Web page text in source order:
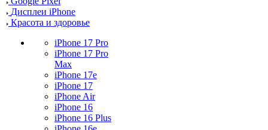
Дисплеи iPhone
Красота и здоровье
iPhone 17 Pro
iPhone 17 Pro
Max
iPhone 17e
iPhone 17
iPhone Air
iPhone 16
iPhone 16 Plus